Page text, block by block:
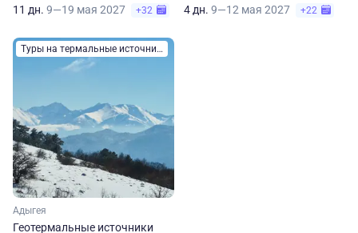
11 дн. 9—19 мая 2027 +32
4 дн. 9—12 мая 2027 +22
Туры на термальные источники
Адыгея
Геотермальные источники